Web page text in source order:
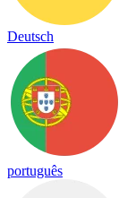
Deutsch
português